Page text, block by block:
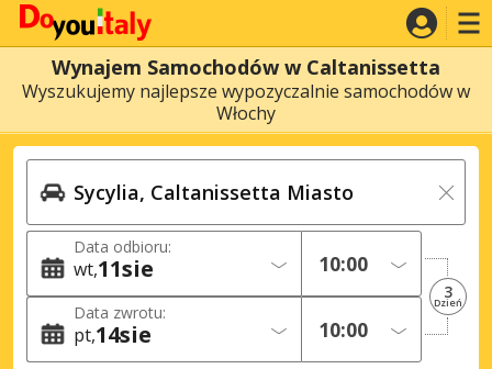
Wynajem Samochodów w Caltanissetta
Wyszukujemy najlepsze wypozyczalnie samochodów w
Włochy
Data odbioru:
wt 11sie
Data zwrotu:
pt 14sie
3
Dzień